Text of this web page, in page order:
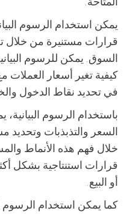
يمكن استخدام الرسوم
قرارات مستنيرة من خلال
السوق. يمكن للرسوم
كيفية تغير أسعار
في تحديد نقاط الدخول
باستخدام الرسوم
السعر والتذبذبات وتحديد
خلال فهم هذه الأنماط
قرارات استنتاجية بشكل
أو البيع.
كما يمكن استخدام الرسوم